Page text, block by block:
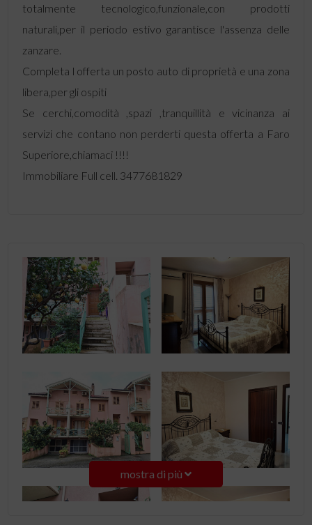
totalmente tecnologico,funzionale,con prodotti
naturali,per il periodo estivo garantisce l'assenza delle
zanzare.
Completa l offerta un posto auto di proprietà e una zona
libera,per gli ospiti
Se cerchi,comodità ,spazi ,tranquillità e vicinanza ai
servizi che contano non perderti questa offerta a Faro
Superiore,chiamaci !!!!
Immobiliare Full cell. 3477681829
mostra di più